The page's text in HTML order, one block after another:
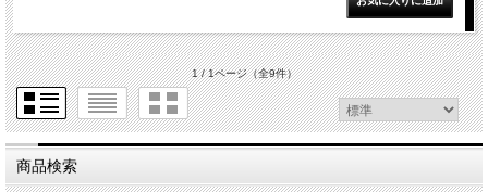
1 / 1ページ（全9件）
商品検索